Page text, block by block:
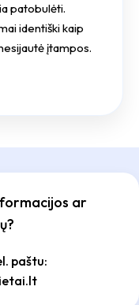
patobulėti.
identiški kaip
įtampos.
ar
paštu: